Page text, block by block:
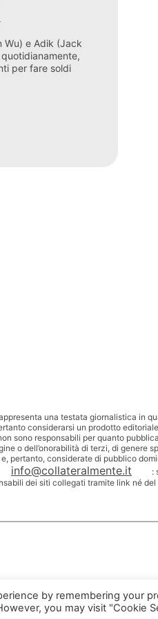
Wu) e Adik (Jack
per fare soldi
una testata giornalistica in
considerarsi un prodotto
sono responsabili per quanto
o dell’onorabilità di terzi, di
pertanto, considerate di pubblico
info@collateralmente.it
:
dei siti collegati tramite link né
by remembering your
you may visit "Cookie